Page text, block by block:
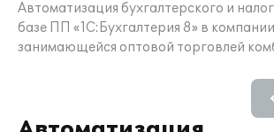
Автоматизация бухгалтерского и
базе ПП «1С:Бухгалтерия 8» в
занимающейся оптовой торговлей